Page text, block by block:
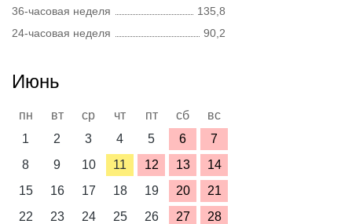
36-часовая неделя
135,8
24-часовая неделя
90,2
Июнь
пн вт ср чт пт сб
вс
1
2 3 4 5 6
7
8
9 10 11 12 13
14
15
16 17 18 19 20
21
22
23 24 25 26 27
28